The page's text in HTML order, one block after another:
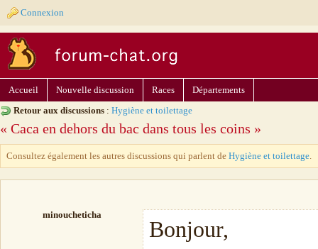
Connexion
Accueil Nouvelle discussion Races
Départements
Retour aux discussions : Hygiène et toilettage
« Caca en dehors du bac dans tous les coins »
Consultez également les autres discussions qui parlent de Hygiène et toilettage.
minoucheticha
Bonjour,